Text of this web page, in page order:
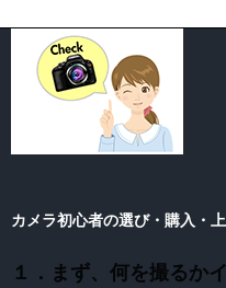
カメラ初心者の選び・購入・
１．まず、何を撮るか